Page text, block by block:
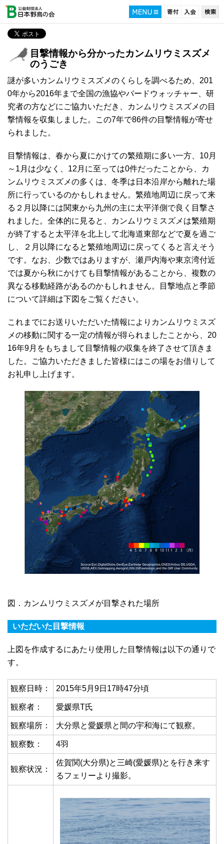
目撃情報から分かったカンムリウミスズメ
のうごき
謎が多いカンムリウミスズメのくらしを調べるため、201
0年から2016年まで全国の漁協やバードウォッチャー、研
究者の方などにご協力いただき、カンムリウミスズメの目
撃情報を収集しました。この7年で86件の目撃情報が寄せ
られました。
目撃情報は、春から夏にかけての繁殖期に多い一方、10月
～1月は少なく、12月に至っては0件だったことから、カ
ンムリウミスズメの多くは、冬季は日本沿岸から離れた場
所に行っているのかもしれません。繁殖地周辺に戻って来
る２月以降には関東から九州の主に太平洋側で良く目撃さ
れました。全体的に見ると、カンムリウミスズメは繁殖期
が終了すると太平洋を北上して北海道東部などで夏を過ご
し、２月以降になると繁殖地周辺に戻ってくると言えそう
です。なお、少数ではありますが、瀬戸内海や東京湾付近
では夏から秋にかけても目撃情報があることから、複数の
異なる移動経路があるのかもしれません。目撃地点と季節
について詳細は下図をご覧ください。
これまでにお送りいただいた情報によりカンムリウミスズ
メの移動に関する一定の情報が得られましたことから、20
16年9月をもちまして目撃情報の収集を終了させて頂きま
した。ご協力いただきました皆様にはこの場をお借りして
お礼申し上げます。
図．カンムリウミスズメが目撃された場所
いただいた目撃情報
上図を作成するにあたり使用した目撃情報は以下の通りで
す。
観察日時： 2015年5月9日17時47分頃
観察者： 愛媛県T氏
観察場所： 大分県と愛媛県と間の宇和海にて観察。
観察数： 4羽
観察状況：
佐賀関(大分県)と三崎(愛媛県)とを行き来す
るフェリーより撮影。